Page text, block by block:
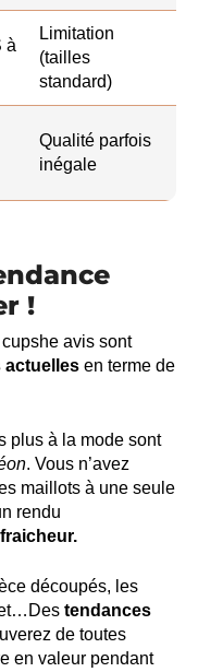
à
Limitation
(tailles
standard)
Qualité parfois
inégale
!
avis sont
actuelles en terme de
plus à la mode sont
. Vous n’avez
maillots à une seule
rendu
découpés, les
tendances
de toutes
en valeur pendant